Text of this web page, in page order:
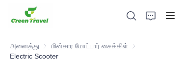
அனைத்து மின்சார மோட்டார் சைக்கிள் மின்சார மோட்டார்
Electric Scooter